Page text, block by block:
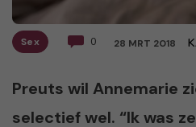
Sex 0 28 MRT 2018
Preuts wil Annemarie
selectief wel. “Ik was